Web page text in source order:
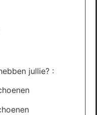
jullie? :